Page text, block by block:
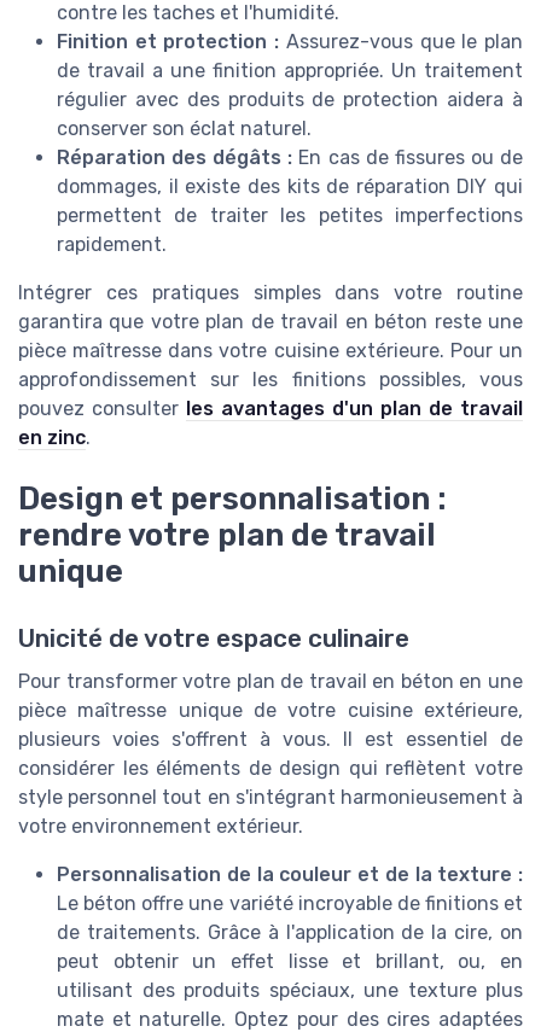
contre les taches et l'humidité.
Finition et protection : Assurez-vous que le plan
de travail a une finition appropriée. Un traitement
régulier avec des produits de protection aidera à
conserver son éclat naturel.
Réparation des dégâts : En cas de fissures ou de
dommages, il existe des kits de réparation DIY qui
permettent de traiter les petites imperfections
rapidement.
Intégrer ces pratiques simples dans votre routine
garantira que votre plan de travail en béton reste une
pièce maîtresse dans votre cuisine extérieure. Pour un
approfondissement sur les finitions possibles, vous
pouvez consulter les avantages d'un plan de travail
en zinc.
Design et personnalisation :
rendre votre plan de travail
unique
Unicité de votre espace culinaire
Pour transformer votre plan de travail en béton en une
pièce maîtresse unique de votre cuisine extérieure,
plusieurs voies s'offrent à vous. Il est essentiel de
considérer les éléments de design qui reflètent votre
style personnel tout en s'intégrant harmonieusement à
votre environnement extérieur.
Personnalisation de la couleur et de la texture :
Le béton offre une variété incroyable de finitions et
de traitements. Grâce à l'application de la cire, on
peut obtenir un effet lisse et brillant, ou, en
utilisant des produits spéciaux, une texture plus
mate et naturelle. Optez pour des cires adaptées